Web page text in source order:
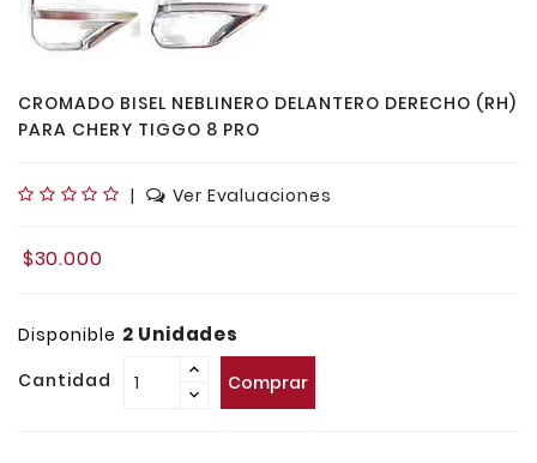
CROMADO BISEL NEBLINERO DELANTERO DERECHO (RH)
PARA CHERY TIGGO 8 PRO
| Ver Evaluaciones
$30.000
Disponible 2 Unidades
Cantidad Comprar